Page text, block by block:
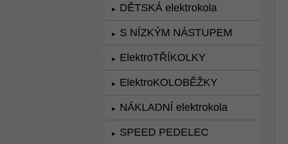
► DĚTSKÁ elektrokola
► S NÍZKÝM NÁSTUPEM
► ElektroTŘÍKOLKY
► ElektroKOLOBĚŽKY
► NÁKLADNÍ elektrokola
► SPEED PEDELEC